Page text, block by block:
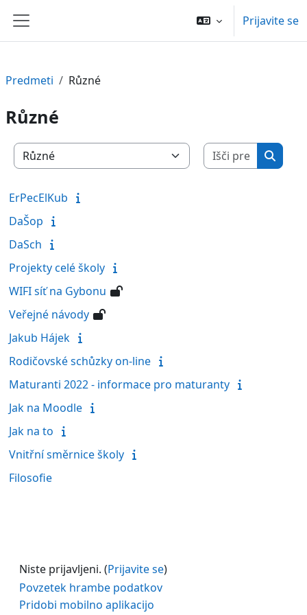
Stransko polje
Prijavite se
Predmeti Různé
Různé
Kategorije predmetov
Išči
Išči
ErPecElKub
DaŠop
DaSch
Projekty celé školy
WIFI síť na Gybonu
Veřejné návody
Jakub Hájek
Rodičovské schůzky on-line
Maturanti 2022 - informace pro maturanty
Jak na Moodle
Jak na to
Vnitřní směrnice školy
Filosofie
Niste prijavljeni. (Prijavite se)
Povzetek hrambe podatkov
Pridobi mobilno aplikacijo